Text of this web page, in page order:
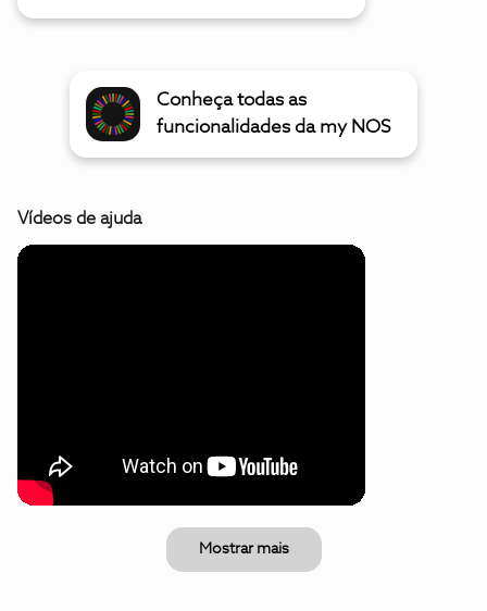
Conheça todas as
funcionalidades da my NOS
Vídeos de ajuda
Mostrar mais